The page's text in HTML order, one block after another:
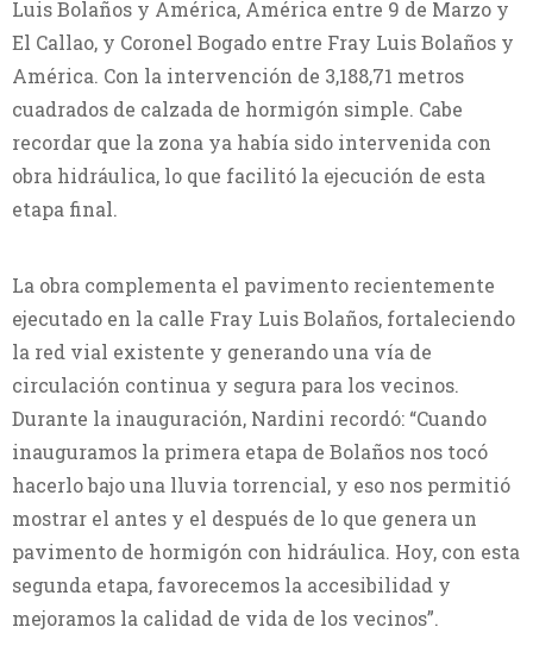
Luis Bolaños y América, América entre 9 de Marzo y
El Callao, y Coronel Bogado entre Fray Luis Bolaños y
América. Con la intervención de 3,188,71 metros
cuadrados de calzada de hormigón simple. Cabe
recordar que la zona ya había sido intervenida con
obra hidráulica, lo que facilitó la ejecución de esta
etapa final.
La obra complementa el pavimento recientemente
ejecutado en la calle Fray Luis Bolaños, fortaleciendo
la red vial existente y generando una vía de
circulación continua y segura para los vecinos.
Durante la inauguración, Nardini recordó: “Cuando
inauguramos la primera etapa de Bolaños nos tocó
hacerlo bajo una lluvia torrencial, y eso nos permitió
mostrar el antes y el después de lo que genera un
pavimento de hormigón con hidráulica. Hoy, con esta
segunda etapa, favorecemos la accesibilidad y
mejoramos la calidad de vida de los vecinos”.